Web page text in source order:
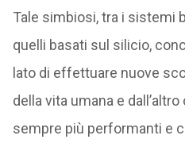
Tale simbiosi, tra i sistemi
quelli basati sul silicio,
lato di effettuare nuove
della vita umana e
sempre più performanti e